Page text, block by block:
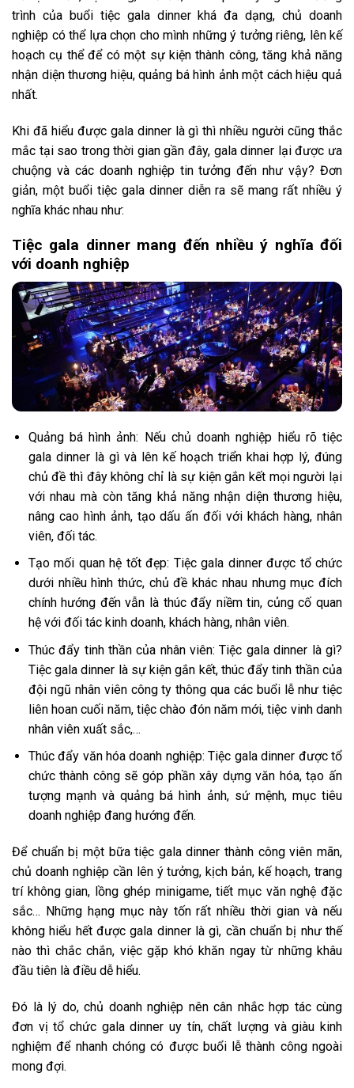
trình của buổi tiệc gala dinner khá đa dạng, chủ doanh
nghiệp có thể lựa chọn cho mình những ý tưởng riêng, lên kế
hoạch cụ thể để có một sự kiện thành công, tăng khả năng
nhận diện thương hiệu, quảng bá hình ảnh một cách hiệu quả
nhất.
Khi đã hiểu được gala dinner là gì thì nhiều người cũng thắc
mắc tại sao trong thời gian gần đây, gala dinner lại được ưa
chuộng và các doanh nghiệp tin tưởng đến như vậy? Đơn
giản, một buổi tiệc gala dinner diễn ra sẽ mang rất nhiều ý
nghĩa khác nhau như:
Tiệc gala dinner mang đến nhiều ý nghĩa đối
với doanh nghiệp
Quảng bá hình ảnh: Nếu chủ doanh nghiệp hiểu rõ tiệc
gala dinner là gì và lên kế hoạch triển khai hợp lý, đúng
chủ đề thì đây không chỉ là sự kiện gắn kết mọi người lại
với nhau mà còn tăng khả năng nhận diện thương hiệu,
nâng cao hình ảnh, tạo dấu ấn đối với khách hàng, nhân
viên, đối tác.
Tạo mối quan hệ tốt đẹp: Tiệc gala dinner được tổ chức
dưới nhiều hình thức, chủ đề khác nhau nhưng mục đích
chính hướng đến vẫn là thúc đẩy niềm tin, củng cố quan
hệ với đối tác kinh doanh, khách hàng, nhân viên.
Thúc đẩy tinh thần của nhân viên: Tiệc gala dinner là gì?
Tiệc gala dinner là sự kiện gắn kết, thúc đẩy tinh thần của
đội ngũ nhân viên công ty thông qua các buổi lễ như tiệc
liên hoan cuối năm, tiệc chào đón năm mới, tiệc vinh danh
nhân viên xuất sắc,…
Thúc đẩy văn hóa doanh nghiệp: Tiệc gala dinner được tổ
chức thành công sẽ góp phần xây dựng văn hóa, tạo ấn
tượng mạnh và quảng bá hình ảnh, sứ mệnh, mục tiêu
doanh nghiệp đang hướng đến.
Để chuẩn bị một bữa tiệc gala dinner thành công viên mãn,
chủ doanh nghiệp cần lên ý tưởng, kịch bản, kế hoạch, trang
trí không gian, lồng ghép minigame, tiết mục văn nghệ đặc
sắc… Những hạng mục này tốn rất nhiều thời gian và nếu
không hiểu hết được gala dinner là gì, cần chuẩn bị như thế
nào thì chắc chắn, việc gặp khó khăn ngay từ những khâu
đầu tiên là điều dễ hiểu.
Đó là lý do, chủ doanh nghiệp nên cân nhắc hợp tác cùng
đơn vị tổ chức gala dinner uy tín, chất lượng và giàu kinh
nghiệm để nhanh chóng có được buổi lễ thành công ngoài
mong đợi.